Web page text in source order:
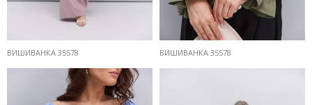
ВИШИВАНКА 35578 ВИШИВАНКА 35578